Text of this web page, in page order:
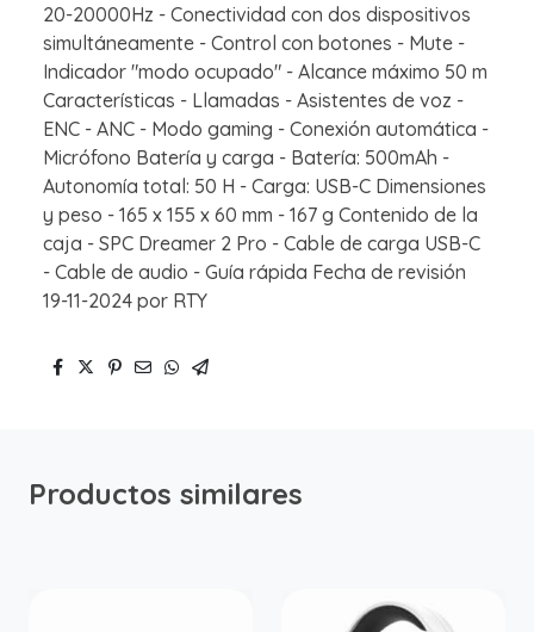
20-20000Hz - Conectividad con dos dispositivos
simultáneamente - Control con botones - Mute -
Indicador "modo ocupado" - Alcance máximo 50 m
Características - Llamadas - Asistentes de voz -
ENC - ANC - Modo gaming - Conexión automática -
Micrófono Batería y carga - Batería: 500mAh -
Autonomía total: 50 H - Carga: USB-C Dimensiones
y peso - 165 x 155 x 60 mm - 167 g Contenido de la
caja - SPC Dreamer 2 Pro - Cable de carga USB-C
- Cable de audio - Guía rápida Fecha de revisión
19-11-2024 por RTY
Productos similares